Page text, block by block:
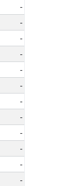
-
-
-
-
-
-
-
-
-
-
-
-